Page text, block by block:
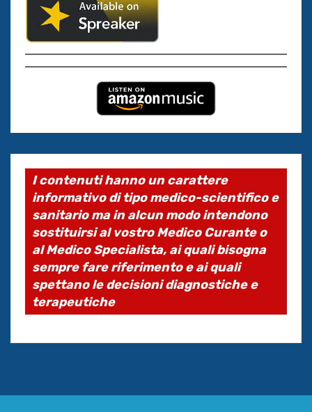
I contenuti hanno un carattere
informativo di tipo medico-scientifico e
sanitario ma in alcun modo intendono
sostituirsi al vostro Medico Curante o
al Medico Specialista, ai quali bisogna
sempre fare riferimento e ai quali
spettano le decisioni diagnostiche e
terapeutiche